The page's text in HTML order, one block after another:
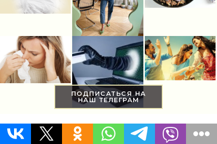
ПОДПИСАТЬСЯ НА
НАШ ТЕЛЕГРАМ